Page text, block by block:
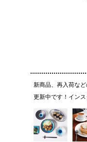
新商品、再入荷な
更新中です！イン